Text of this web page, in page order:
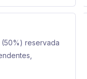
reservada